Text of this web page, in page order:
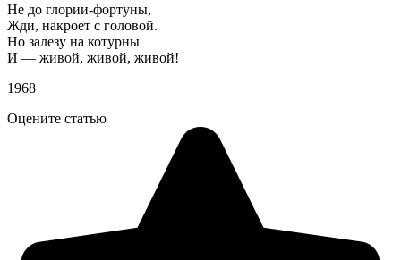
Не до глории-фортуны,
Жди, накроет с головой.
Но залезу на котурны
И — живой, живой, живой!
1968
Оцените статью